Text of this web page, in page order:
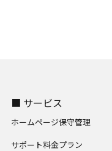
■ サービス
ホームページ保守管理
サポート料金プラン